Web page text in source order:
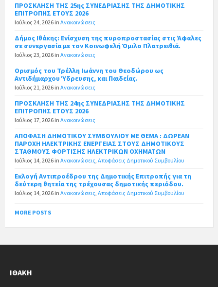
ΠΡΟΣΚΛΗΣΗ ΤΗΣ 25ης ΣΥΝΕΔΡΙΑΣΗΣ ΤΗΣ ΔΗΜΟΤΙΚΗΣ
ΕΠΙΤΡΟΠΗΣ ΕΤΟΥΣ 2026
Ιούλιος 24, 2026 in Ανακοινώσεις
Δήμος Ιθάκης: Ενίσχυση της πυροπροστασίας στις Άφαλες
σε συνεργασία με τον Κοινωφελή Όμιλο Πλατρειθιά.
Ιούλιος 23, 2026 in Ανακοινώσεις
Ορισμός του Τρέλλη Ιωάννη του Θεοδώρου ως
Αντιδήμαρχου Ύδρευσης, και Παιδείας.
Ιούλιος 21, 2026 in Ανακοινώσεις
ΠΡΟΣΚΛΗΣΗ ΤΗΣ 24ης ΣΥΝΕΔΡΙΑΣΗΣ ΤΗΣ ΔΗΜΟΤΙΚΗΣ
ΕΠΙΤΡΟΠΗΣ ΕΤΟΥΣ 2026
Ιούλιος 17, 2026 in Ανακοινώσεις
ΑΠΟΦΑΣΗ ΔΗΜΟΤΙΚΟΥ ΣΥΜΒΟΥΛΙΟΥ ΜΕ ΘΕΜΑ : ΔΩΡΕΑΝ
ΠΑΡΟΧΗ ΗΛΕΚΤΡΙΚΗΣ ΕΝΕΡΓΕΙΑΣ ΣΤΟΥΣ ΔΗΜΟΤΙΚΟΥΣ
ΣΤΑΘΜΟΥΣ ΦΟΡΤΙΣΗΣ ΗΛΕΚΤΡΙΚΩΝ ΟΧΗΜΑΤΩΝ
Ιούλιος 14, 2026 in Ανακοινώσεις Αποφάσεις Δημοτικού Συμβουλίου
Εκλογή Αντιπροέδρου της Δημοτικής Επιτροπής για τη
δεύτερη θητεία της τρέχουσας δημοτικής περιόδου.
Ιούλιος 14, 2026 in Ανακοινώσεις Αποφάσεις Δημοτικού Συμβουλίου
MORE POSTS
ΙΘΆΚΗ